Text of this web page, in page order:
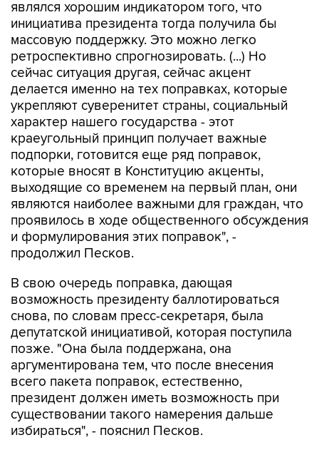
являлся хорошим индикатором того, что
инициатива президента тогда получила бы
массовую поддержку. Это можно легко
ретроспективно спрогнозировать. (...) Но
сейчас ситуация другая, сейчас акцент
делается именно на тех поправках, которые
укрепляют суверенитет страны, социальный
характер нашего государства - этот
краеугольный принцип получает важные
подпорки, готовится еще ряд поправок,
которые вносят в Конституцию акценты,
выходящие со временем на первый план, они
являются наиболее важными для граждан, что
проявилось в ходе общественного обсуждения
и формулирования этих поправок", -
продолжил Песков.
В свою очередь поправка, дающая
возможность президенту баллотироваться
снова, по словам пресс-секретаря, была
депутатской инициативой, которая поступила
позже. "Она была поддержана, она
аргументирована тем, что после внесения
всего пакета поправок, естественно,
президент должен иметь возможность при
существовании такого намерения дальше
избираться", - пояснил Песков.